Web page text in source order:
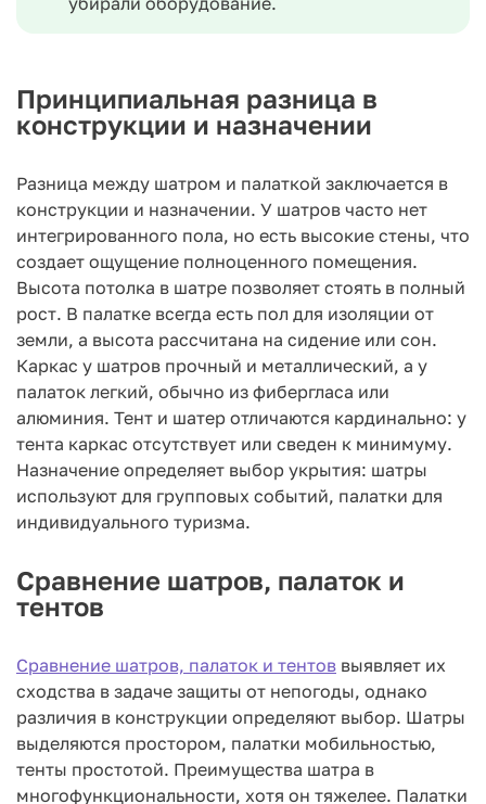
Принципиальная разница в
конструкции и назначении
Разница между шатром и палаткой заключается в
конструкции и назначении. У шатров часто нет
интегрированного пола, но есть высокие стены, что
создает ощущение полноценного помещения.
Высота потолка в шатре позволяет стоять в полный
рост. В палатке всегда есть пол для изоляции от
земли, а высота рассчитана на сидение или сон.
Каркас у шатров прочный и металлический, а у
палаток легкий, обычно из фибергласа или
алюминия. Тент и шатер отличаются кардинально: у
тента каркас отсутствует или сведен к минимуму.
Назначение определяет выбор укрытия: шатры
используют для групповых событий, палатки для
индивидуального туризма.
Сравнение шатров, палаток и
тентов
Сравнение шатров, палаток и тентов выявляет их
сходства в задаче защиты от непогоды, однако
различия в конструкции определяют выбор. Шатры
выделяются простором, палатки мобильностью,
тенты простотой. Преимущества шатра в
многофункциональности, хотя он тяжелее. Палатки